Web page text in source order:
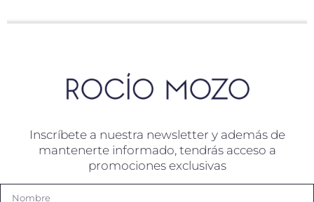
Inscríbete a nuestra newsletter y además de
mantenerte informado, tendrás acceso a
promociones exclusivas